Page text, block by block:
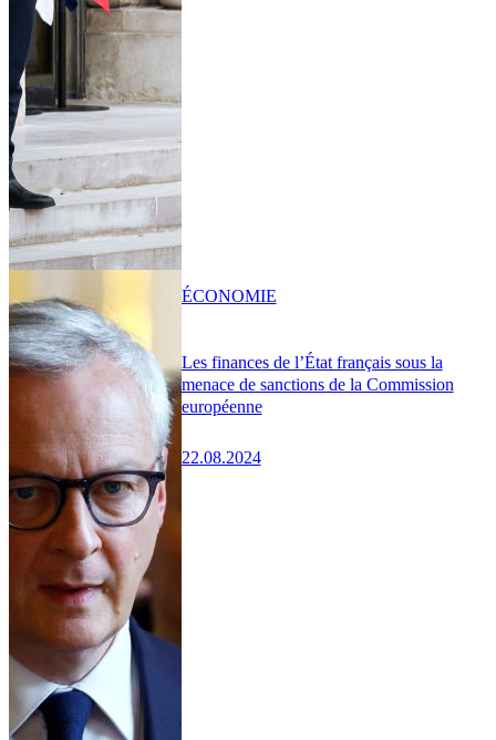
Les finances de l’État français sous la
menace de sanctions de la Commission
européenne
22.08.2024
ÉCONOMIE